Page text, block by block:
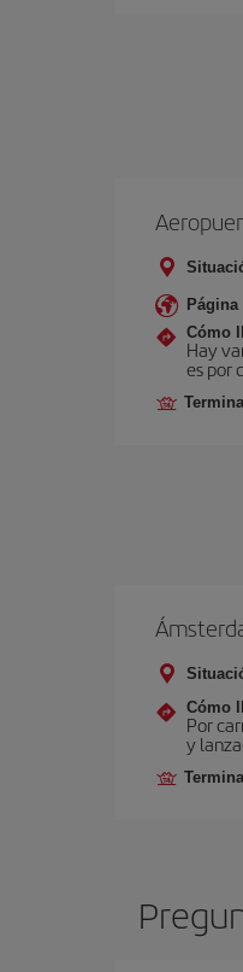
Página
Cómo
Hay
es por
Cómo
Por
y